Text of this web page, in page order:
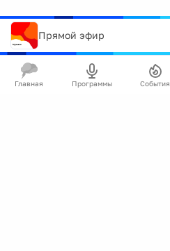
Прямой эфир
Главная Программы События